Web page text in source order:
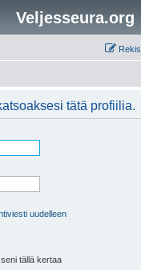
Veljesseura.org
tätä profiilia.
uudelleen
tällä kertaa